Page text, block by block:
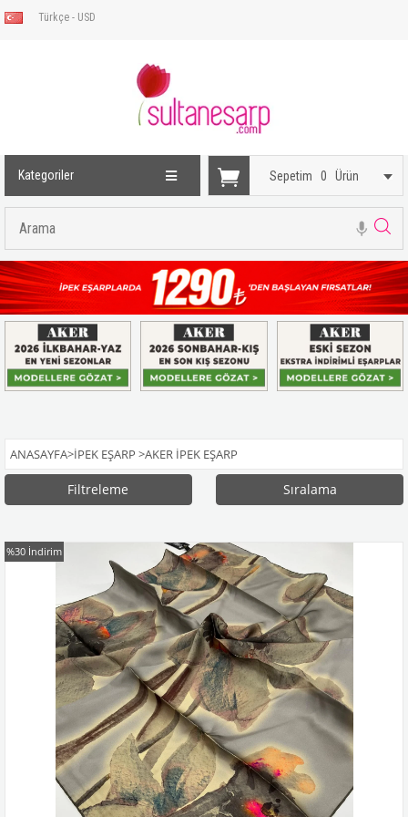
Türkçe - USD
Kategoriler Sepetim 0 Ürün
ANASAYFA>İPEK EŞARP >AKER İPEK EŞARP
Filtreleme Sıralama
%30 İndirim